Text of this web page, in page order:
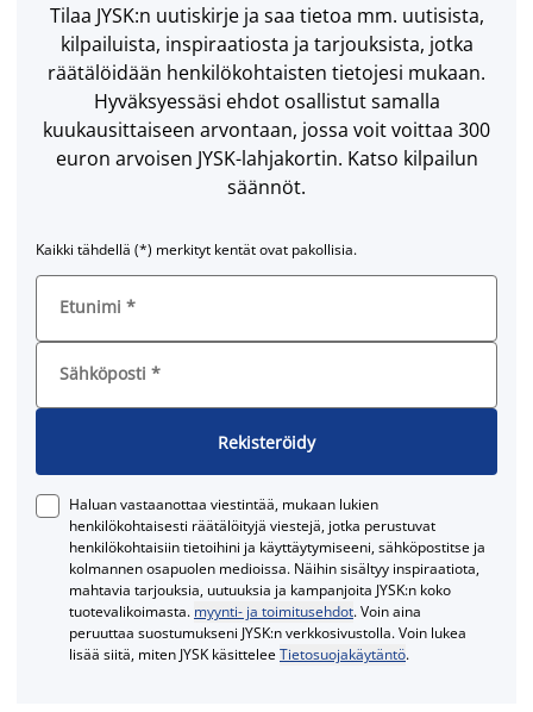
Tilaa JYSK:n uutiskirje ja saa tietoa mm. uutisista,
kilpailuista, inspiraatiosta ja tarjouksista, jotka
räätälöidään henkilökohtaisten tietojesi mukaan.
Hyväksyessäsi ehdot osallistut samalla
kuukausittaiseen arvontaan, jossa voit voittaa 300
euron arvoisen JYSK-lahjakortin. Katso kilpailun
säännöt.
Kaikki tähdellä (*) merkityt kentät ovat pakollisia.
Etunimi *
Sähköposti *
Rekisteröidy
Haluan vastaanottaa viestintää, mukaan lukien
henkilökohtaisesti räätälöityjä viestejä, jotka perustuvat
henkilökohtaisiin tietoihini ja käyttäytymiseeni, sähköpostitse ja
kolmannen osapuolen medioissa. Näihin sisältyy inspiraatiota,
mahtavia tarjouksia, uutuuksia ja kampanjoita JYSK:n koko
tuotevalikoimasta. myynti- ja toimitusehdot. Voin aina
peruuttaa suostumukseni JYSK:n verkkosivustolla. Voin lukea
lisää siitä, miten JYSK käsitteleeTietosuojakäytäntö.